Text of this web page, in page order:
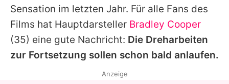
Impressum
Datenschutzerklärung
Nutzungsbedingungen
Utiq verwalten
Sensation im letzten Jahr. Für alle Fans des
Films hat Hauptdarsteller Bradley Cooper
(35) eine gute Nachricht: Die Dreharbeiten
zur Fortsetzung sollen schon bald anlaufen.
Anzeige